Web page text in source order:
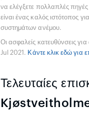
να ελέγξετε πολλαπλές
είναι ένας καλός ιστότοπος
συστημάτων ανέμου.
Οι ασφαλείς κατευθύνσεις
Jul 2021. Κάντε κλικ εδώ για
Τελευταίες